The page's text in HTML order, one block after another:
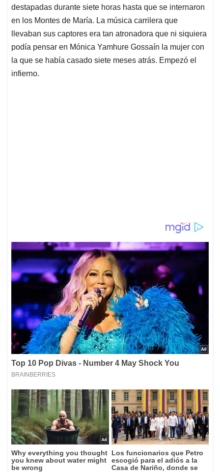
destapadas durante siete horas hasta que se internaron
en los Montes de María. La música carrilera que
llevaban sus captores era tan atronadora que ni siquiera
podía pensar en Mónica Yamhure Gossaín la mujer con
la que se había casado siete meses atrás. Empezó el
infierno.